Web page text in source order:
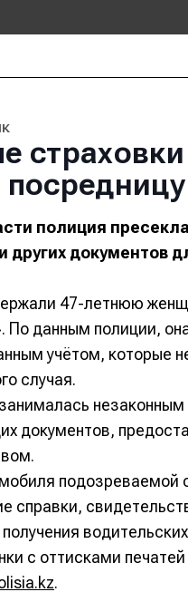
полиция
других документов
47-летнюю
данным полиции,
учётом, которые
случая.
документов,
подозреваемой
справки,
с оттисками
.